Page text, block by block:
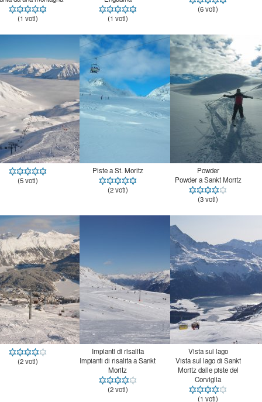
(1 voti) (1 voti)
(6 voti)
(5 voti)
Piste a St. Moritz
(2 voti)
Powder
Powder a Sankt Moritz
(3 voti)
(2 voti)
Impianti di risalita
Impianti di risalita a Sankt
Moritz
(2 voti)
Vista sul lago
Vista sul lago di Sankt
Moritz dalle piste del
Corviglia
(1 voti)